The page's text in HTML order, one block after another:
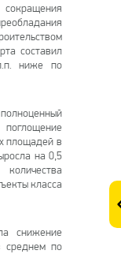
составил
ниже по
площадей в
на 0,5
класса
снижение
среднем по